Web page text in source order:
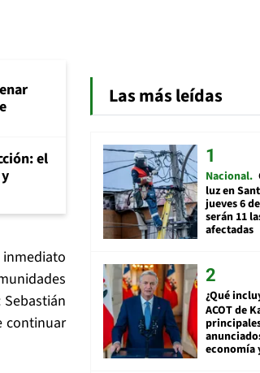
el
continuar
Las más leídas
Nacional
luz en
jueves 6
serán 11
afectadas
¿Qué
ACOT de
economía